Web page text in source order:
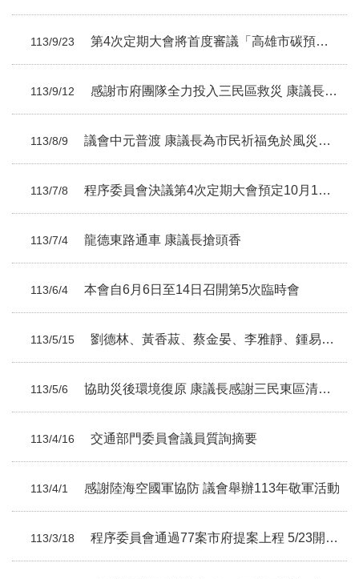
113/9/23 第4次定期大會將首度審議「高雄市碳預算」
113/9/12 感謝市府團隊全力投入三民區救災 康議長協同選區議員秋節慰勞
113/8/9 議會中元普渡 康議長為市民祈福免於風災之苦
113/7/8 程序委員會決議第4次定期大會預定10月1日起召開
113/7/4 龍德東路通車 康議長搶頭香
113/6/4 本會自6月6日至14日召開第5次臨時會
113/5/15 劉德林、黃香菽、蔡金晏、李雅靜、鍾易仲、黃文益議員總質詢摘要
113/5/6 協助災後環境復原 康議長感謝三民東區清潔隊
113/4/16 交通部門委員會議員質詢摘要
113/4/1 感謝陸海空國軍協防 議會舉辦113年敬軍活動
113/3/18 程序委員會通過77案市府提案上程 5/23開食品安全衛生專案報告